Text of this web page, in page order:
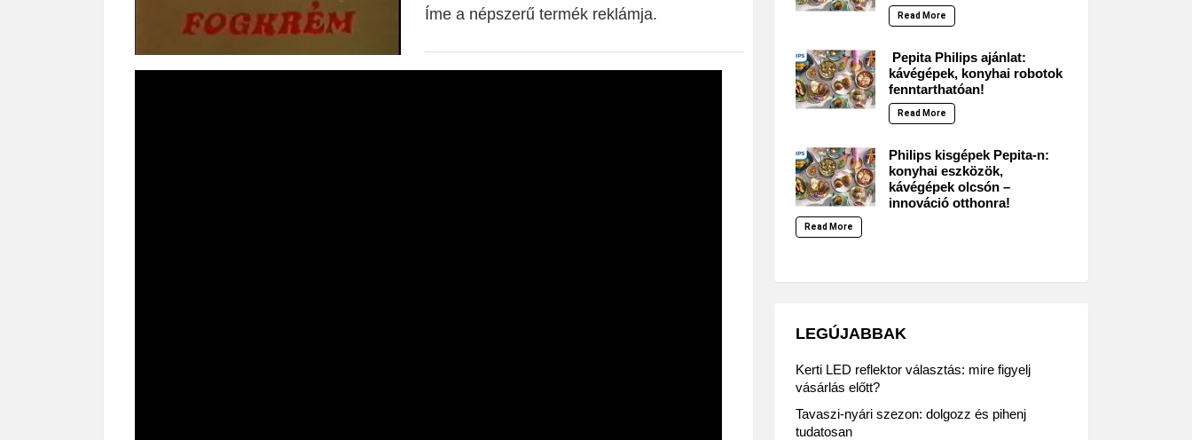
Íme a népszerű termék reklámja. Read More
Pepita Philips ajánlat:
kávégépek, konyhai robotok
fenntarthatóan!
Read More
Philips kisgépek Pepita-n:
konyhai eszközök,
kávégépek olcsón –
innováció otthonra!
Read More
LEGÚJABBAK
Kerti LED reflektor választás: mire figyelj
vásárlás előtt?
Tavaszi-nyári szezon: dolgozz és pihenj
tudatosan